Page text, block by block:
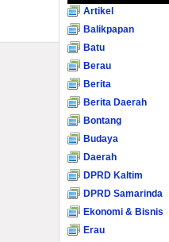
Artikel
Balikpapan
Batu
Berau
Berita
Berita Daerah
Bontang
Budaya
Daerah
DPRD Kaltim
DPRD Samarinda
Ekonomi & Bisnis
Erau